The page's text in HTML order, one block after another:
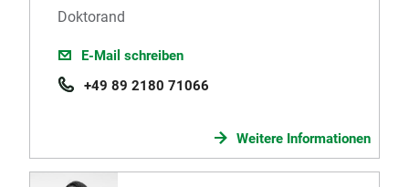
Doktorand
E-Mail schreiben
+49 89 2180 71066
Weitere Informationen